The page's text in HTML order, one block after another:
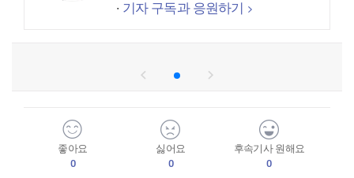
기자 구독과 응원하기
좋아요
0
싫어요
0
후속기사 원해요
0